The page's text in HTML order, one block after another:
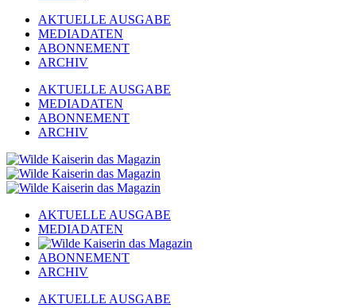
AKTUELLE AUSGABE
MEDIADATEN
ABONNEMENT
ARCHIV
AKTUELLE AUSGABE
MEDIADATEN
ABONNEMENT
ARCHIV
AKTUELLE AUSGABE
MEDIADATEN
ABONNEMENT
ARCHIV
AKTUELLE AUSGABE